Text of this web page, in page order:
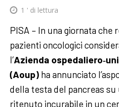
1 ' di lettura
PISA – In una giornata che
pazienti oncologici
l’Azienda
(Aoup) ha annunciato
della testa del pancreas su
ritenuto incurabile in un